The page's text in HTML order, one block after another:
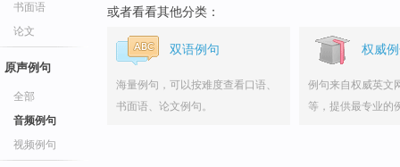
书面语
论文
原声例句
全部
音频例句
视频例句
或者看看其他分类：
双语例句
海量例句，可以按难度查看口语、
书面语、论文例句。
权威
例句来自权威英文
等，提供最专业的